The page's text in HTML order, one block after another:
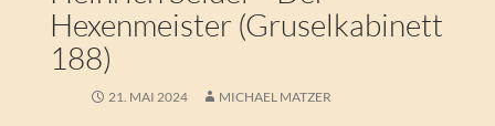
Hexenmeister (Gruselkabinett
188)
21. MAI 2024 MICHAEL MATZER